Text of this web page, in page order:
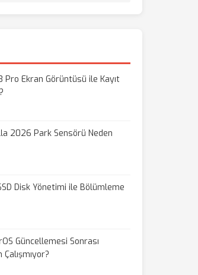
Pro Ekran Görüntüsü ile Kayıt
2026 Park Sensörü Neden
Disk Yönetimi ile Bölümleme
Güncellemesi Sonrası